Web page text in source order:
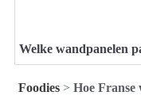
Welke wandpanelen
Foodies> Hoe